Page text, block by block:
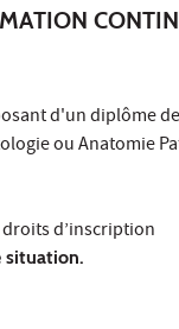
d'un diplôme
ou Anatomie
d’inscription